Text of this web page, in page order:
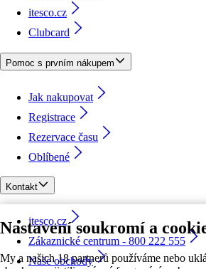
Nastavení soukromí a
My a našich 18 partnerů používáme nebo
itesco.cz
Clubcard
Pomoc s prvním nákupem
Jak nakupovat
Registrace
Rezervace času
Oblíbené
Kontakt
itesco.cz
Zákaznické centrum - 800 222 555
Naše obchody